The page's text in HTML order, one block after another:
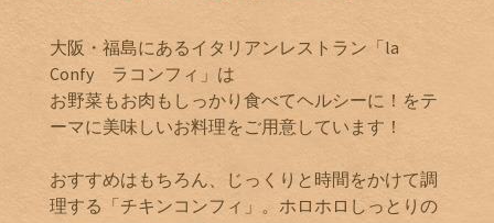
大阪・福島にあるイタリアンレストラン「la
Confy ラコンフィ」は
お野菜もお肉もしっかり食べてヘルシーに！をテ
ーマに美味しいお料理をご用意しています！
おすすめはもちろん、じっくりと時間をかけて調
理する「チキンコンフィ」。ホロホロしっとりの